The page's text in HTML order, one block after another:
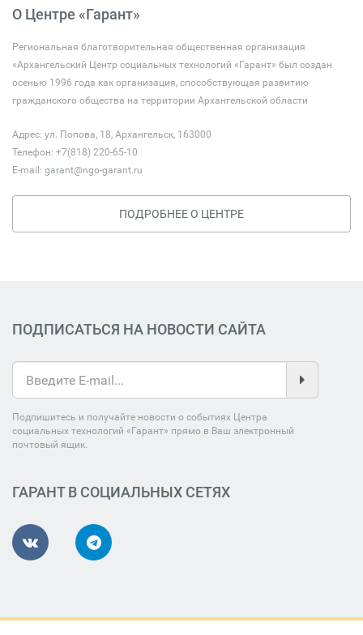
О Центре «Гарант»
Региональная благотворительная общественная организация
«Архангельский Центр социальных технологий «Гарант» был создан
осенью 1996 года как организация, способствующая развитию
гражданского общества на территории Архангельской области
Адрес: ул. Попова, 18, Архангельск, 163000
Телефон: +7(818) 220-65-10
E-mail: garant@ngo-garant.ru
ПОДРОБНЕЕ О ЦЕНТРЕ
ПОДПИСАТЬСЯ НА НОВОСТИ САЙТА
Подпишитесь и получайте новости о событиях Центра
социальных технологий «Гарант» прямо в Ваш электронный
почтовый ящик.
ГАРАНТ В СОЦИАЛЬНЫХ СЕТЯХ